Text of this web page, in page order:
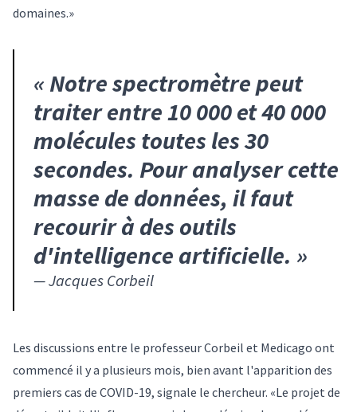
domaines.»
« Notre spectromètre peut
traiter entre 10 000 et 40 000
molécules toutes les 30
secondes. Pour analyser cette
masse de données, il faut
recourir à des outils
d'intelligence artificielle. »
—Jacques Corbeil
Les discussions entre le professeur Corbeil et Medicago ont
commencé il y a plusieurs mois, bien avant l'apparition des
premiers cas de COVID-19, signale le chercheur. «Le projet de